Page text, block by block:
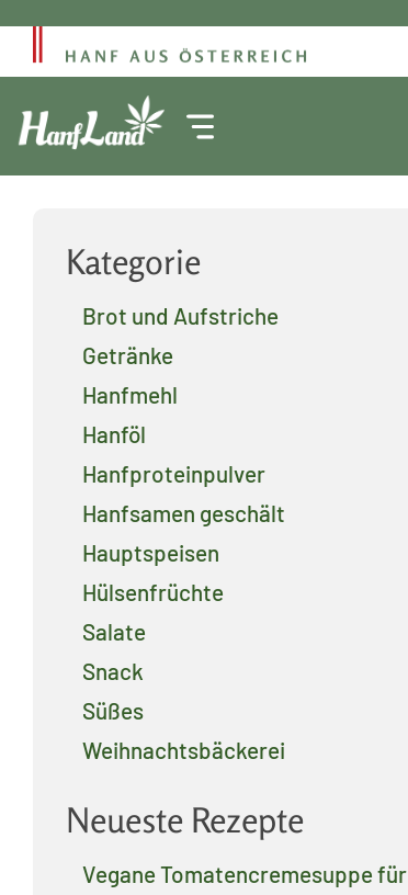
springen
Kategorie
Brot und Aufstriche
Getränke
Hanfmehl
Hanföl
Hanfproteinpulver
Hanfsamen geschält
Hauptspeisen
Hülsenfrüchte
Salate
Snack
Süßes
Weihnachtsbäckerei
Neueste Rezepte
Vegane Tomatencremesuppe für